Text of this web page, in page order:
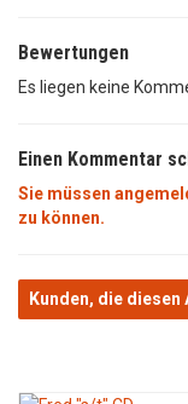
Bewertungen
Es liegen keine
Einen Kommentar
Sie müssen
zu können.
Kunden, die